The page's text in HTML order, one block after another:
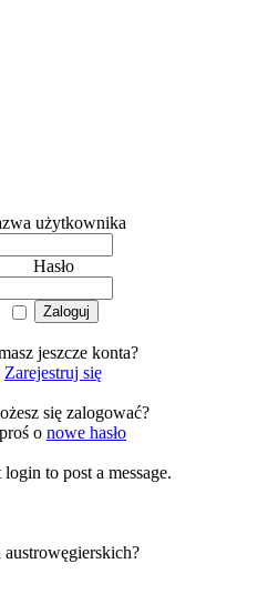
użytkownika
Hasło
jeszcze konta?
Zarejestruj się
się zalogować?
o nowe hasło
to post a message.